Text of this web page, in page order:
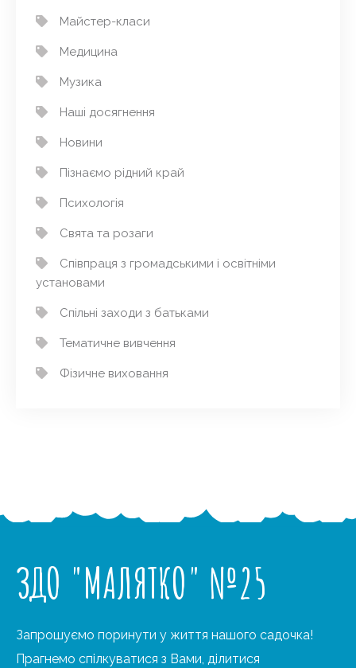
Майстер-класи
Медицина
Музика
Наші досягнення
Новини
Пізнаємо рідний край
Психологія
Свята та розаги
Співпраця з громадськими і освітніми
установами
Спільні заходи з батьками
Тематичне вивчення
Фізичне виховання
ЗДО "МАЛЯТКО" №25
Запрошуємо поринути у життя нашого садочка!
Прагнемо спілкуватися з Вами, ділитися